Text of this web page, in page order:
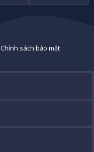
Chính sách bảo mật